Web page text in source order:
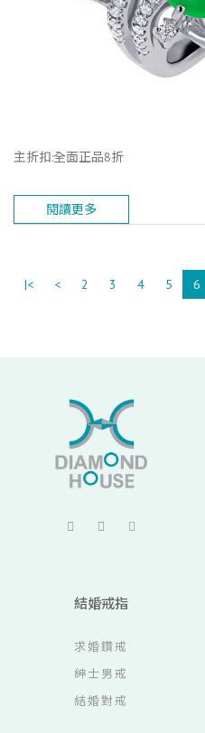
主折扣:全面正品8折
閱讀更多
|< < 2 3 4 5 6
結婚戒指
求婚鑽戒
紳士男戒
結婚對戒